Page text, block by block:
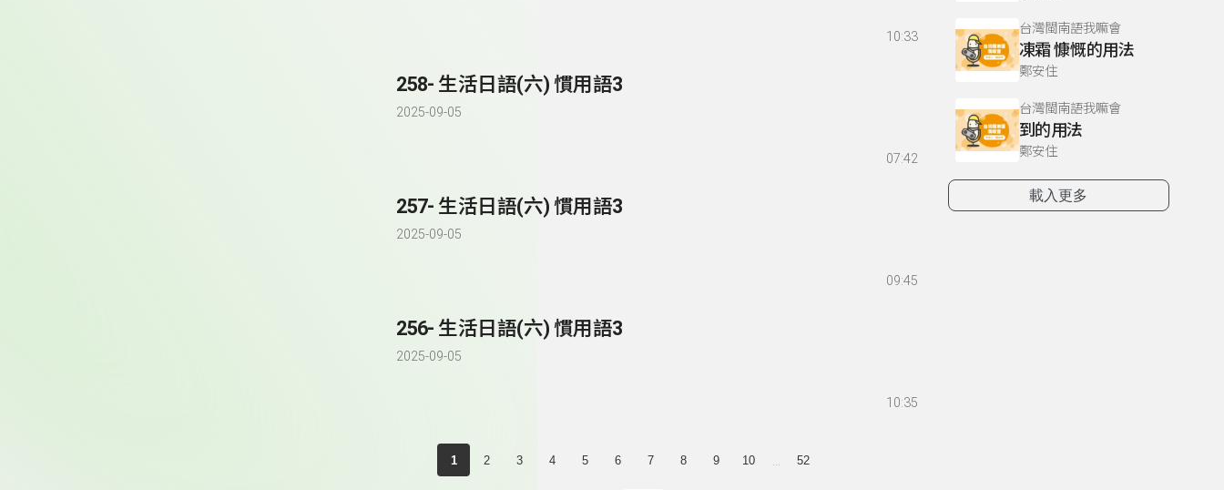
10:33
258- 生活日語(六) 慣用語3
2025-09-05
07:42
257- 生活日語(六) 慣用語3
2025-09-05
09:45
256- 生活日語(六) 慣用語3
2025-09-05
10:35
1 2 3 4 5 6 7 8 9 10 52
台灣閩南語我嘛會
凍霜 慷慨的用法
鄭安住
台灣閩南語我嘛會
到的用法
鄭安住
載入更多